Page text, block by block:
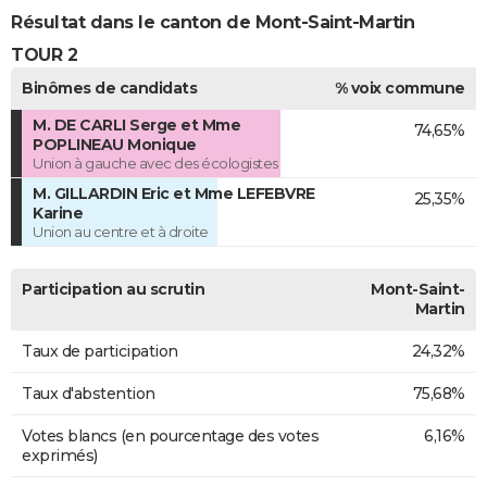
Résultat dans le canton de Mont-Saint-Martin
TOUR 2
Binômes de candidats
% voix commune
M. DE CARLI Serge et Mme
POPLINEAU Monique
Union à gauche avec des écologistes
74,65%
M. GILLARDIN Eric et Mme LEFEBVRE
Karine
Union au centre et à droite
25,35%
Participation au scrutin
Mont-Saint-
Martin
Taux de participation 24,32%
Taux d'abstention 75,68%
Votes blancs (en pourcentage des votes
exprimés)
6,16%